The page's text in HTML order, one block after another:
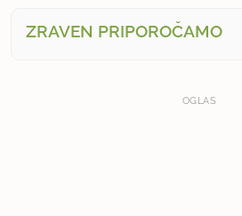
ZRAVEN PRIPOROČAMO
OGLAS